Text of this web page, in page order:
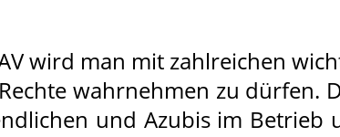
wird man mit zahlreichen
wahrnehmen zu
und Azubis im